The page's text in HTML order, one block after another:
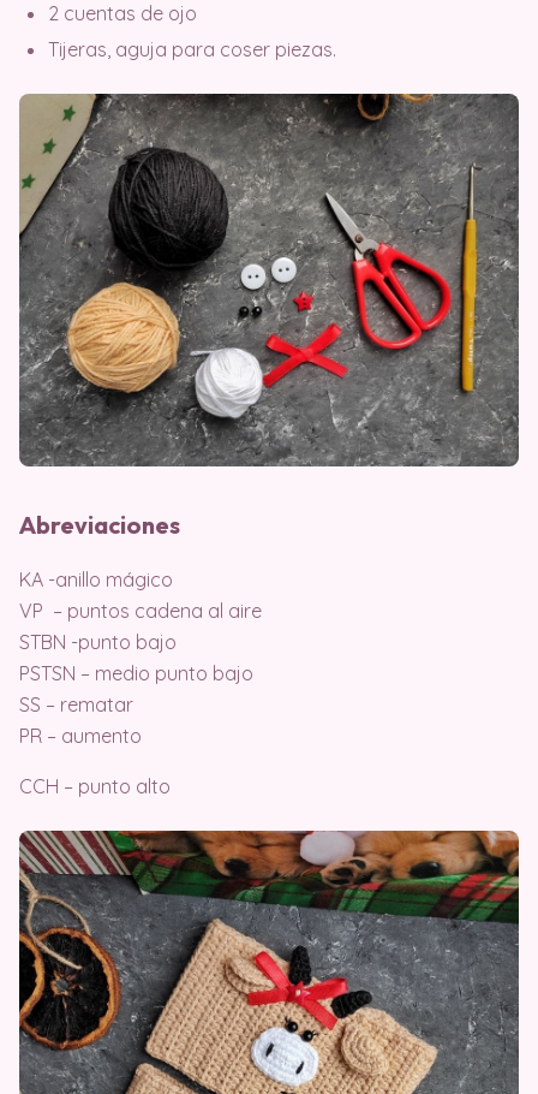
2 cuentas de ojo
Tijeras, aguja para coser piezas.
Abreviaciones
KA -anillo mágico
VP – puntos cadena al aire
STBN -punto bajo
PSTSN – medio punto bajo
SS – rematar
PR – aumento
CCH – punto alto